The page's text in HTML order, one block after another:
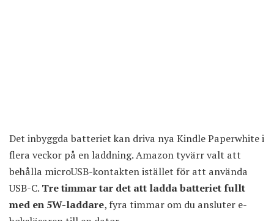
Det inbyggda batteriet kan driva nya Kindle Paperwhite i
flera veckor på en laddning. Amazon tyvärr valt att
behålla microUSB-kontakten istället för att använda
USB-C. Tre timmar tar det att ladda batteriet fullt
med en 5W-laddare, fyra timmar om du ansluter e-